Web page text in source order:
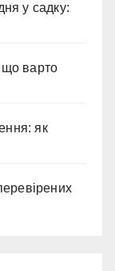
у садку:
варто
як